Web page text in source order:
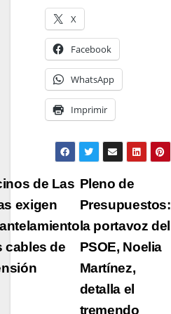
X
Facebook
WhatsApp
Imprimir
Navegación
de
entradas
Pleno de
Presupuestos:
la portavoz del
PSOE, Noelia
Martínez,
detalla el
tremendo
de Las
exigen
cables de